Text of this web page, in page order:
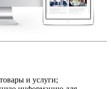
и услуги;